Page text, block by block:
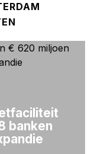
banken